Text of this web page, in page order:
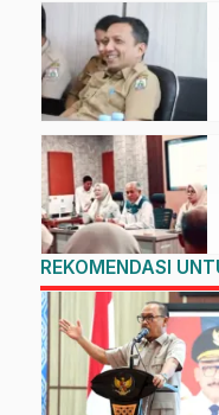
REKOMENDASI